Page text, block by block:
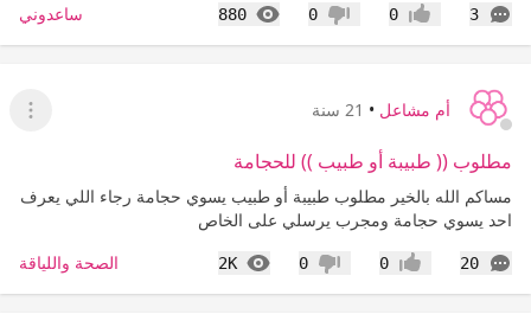
3
التعليقات إعجاب0 عدم إعجاب
0
880
المشاهدات ساعدوني
أم مشاعل • 21 سنة
عرض
مطلوب (( طبيبة أو طبيب )) للحجامة
مساكم الله بالخير مطلوب طبيبة أو طبيب يسوي حجامة رجاء اللي يعرف
احد يسوي حجامة ومجرب يرسلي على الخاص
20
التعليقات إعجاب0 عدم إعجاب
0
2K
المشاهدات الصحة واللياقة